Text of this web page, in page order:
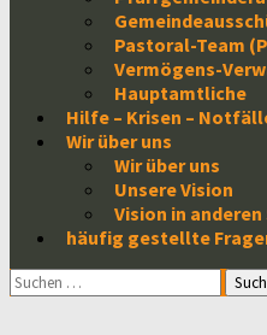
Pastoral-Team
Vermögens-
Hauptamtliche
Hilfe – Krisen –
Wir über uns
Wir über uns
Unsere Vision
Vision in anderen
häufig gestellte
Suchen
nach: